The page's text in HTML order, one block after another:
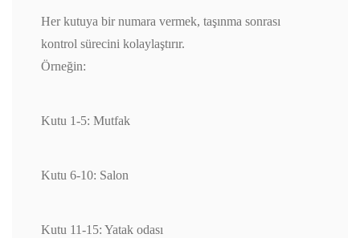
Her kutuya bir numara vermek, taşınma sonrası
kontrol sürecini kolaylaştırır.
Örneğin:
Kutu 1-5: Mutfak
Kutu 6-10: Salon
Kutu 11-15: Yatak odası